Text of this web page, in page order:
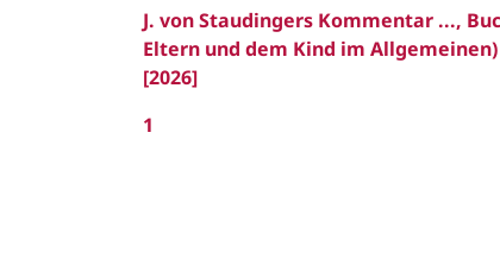
J. von Staudingers Kommentar ...,
Eltern und dem Kind im
[2026]
1